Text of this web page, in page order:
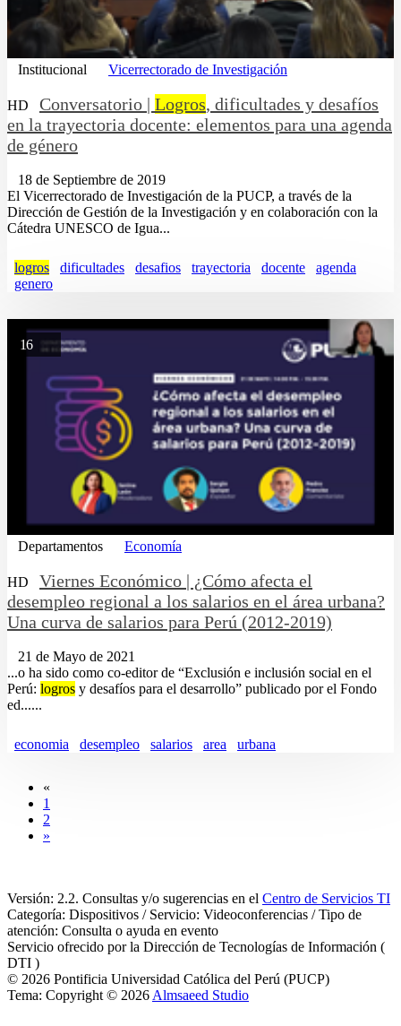
Institucional Vicerrectorado de Investigación
HD Conversatorio | Logros, dificultades y desafíos
en la trayectoria docente: elementos para una agenda
de género
18 de Septiembre de 2019
El Vicerrectorado de Investigación de la PUCP, a través de la
Dirección de Gestión de la Investigación y en colaboración con la
Cátedra UNESCO de Igua...
logros dificultades desafios trayectoria docente
agenda
genero
16
Departamentos Economía
HD
Viernes Económico | ¿Cómo afecta el
desempleo regional a los salarios en el área urbana?
Una curva de salarios para Perú (2012-2019)
21 de Mayo de 2021
...o ha sido como co-editor de “Exclusión e inclusión social en el
Perú: logros y desafíos para el desarrollo” publicado por el Fondo
ed......
economia desempleo salarios area urbana
«
1
2
»
Versión: 2.2. Consultas y/o sugerencias en el Centro de Servicios TI
Categoría: Dispositivos / Servicio: Videoconferencias / Tipo de
atención: Consulta o ayuda en evento
Servicio ofrecido por la Dirección de Tecnologías de Información (
DTI )
© 2026 Pontificia Universidad Católica del Perú (PUCP)
Tema: Copyright © 2026Almsaeed Studio